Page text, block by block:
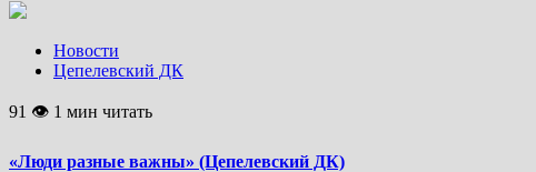
Новости
Цепелевский ДК
91 👁 1 мин читать
«Люди разные важны» (Цепелевский ДК)